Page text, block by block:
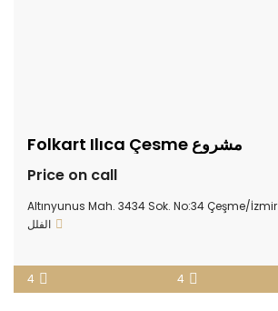
مشروع Folkart Ilıca Çesme
Price on call
Altınyunus Mah. 3434 Sok. No:34 Çeşme/İzmir
الفلل
4
4